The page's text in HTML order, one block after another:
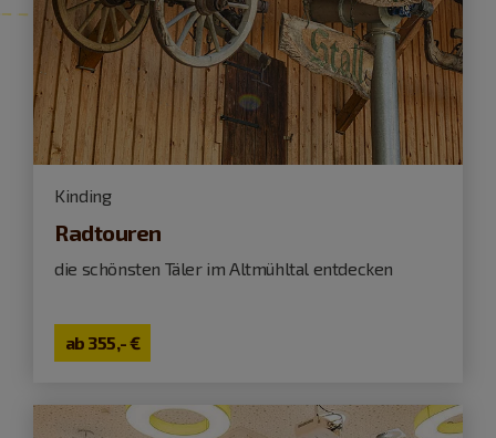
Kinding
Radtouren
die schönsten Täler im Altmühltal entdecken
ab 355,- €